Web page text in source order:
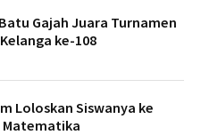
Gajah Juara Turnamen
ke-108
Loloskan Siswanya ke
Matematika